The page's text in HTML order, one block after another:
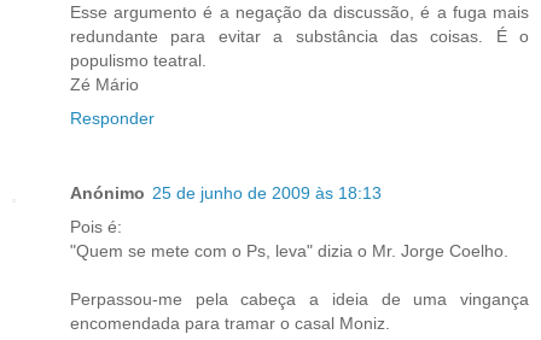
Esse argumento é a negação da discussão, é a fuga mais
redundante para evitar a substância das coisas. É o
populismo teatral.
Zé Mário
Responder
Anónimo 25 de junho de 2009 às 18:13
Pois é:
"Quem se mete com o Ps, leva" dizia o Mr. Jorge Coelho.
Perpassou-me pela cabeça a ideia de uma vingança
encomendada para tramar o casal Moniz.